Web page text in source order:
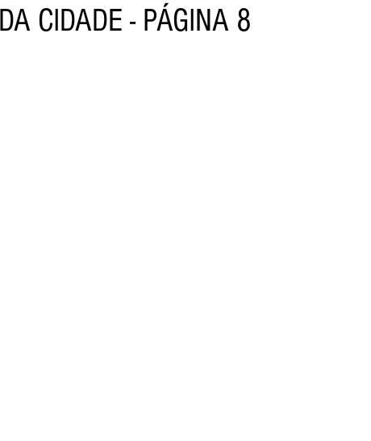
CIDADE - PÁGINA 8